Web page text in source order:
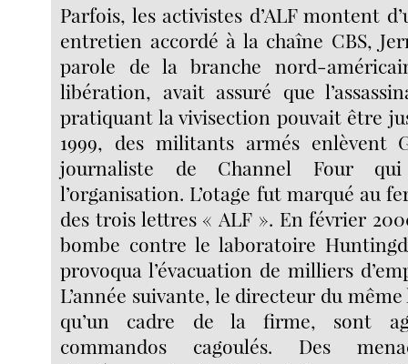
Parfois, les activistes d’ALF montent
entretien accordé à la chaîne CBS,
parole de la branche nord-
libération, avait assuré que
pratiquant la vivisection pouvait être
1999, des militants armés enlèvent
journaliste de Channel Four
l’organisation. L’otage fut marqué au
des trois lettres « ALF ». En février
bombe contre le laboratoire
provoqua l’évacuation de milliers
L’année suivante, le directeur du
qu’un cadre de la firme, sont
commandos cagoulés. Des